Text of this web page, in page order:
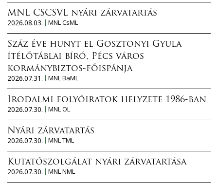
MNL CSCSVL nyári zárvatartás
2026.08.03.
MNL CsML
Száz éve hunyt el Gosztonyi Gyula
ítélőtáblai bíró, Pécs város
kormánybiztos-főispánja
2026.07.31.
MNL BaML
Irodalmi folyóiratok helyzete 1986-ban
2026.07.30.
MNL OL
Nyári zárvatartás
2026.07.30.
MNL TML
Kutatószolgálat nyári zárvatartása
2026.07.30.
MNL NML